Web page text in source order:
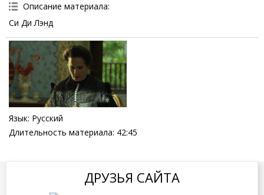
Описание материала:
Си Ди Лэнд
Язык: Русский
Длительность материала: 42:45
ДРУЗЬЯ САЙТА